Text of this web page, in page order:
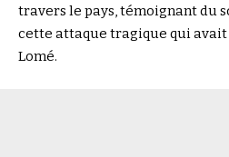
travers le pays, témoignant du
cette attaque tragique qui
Lomé.